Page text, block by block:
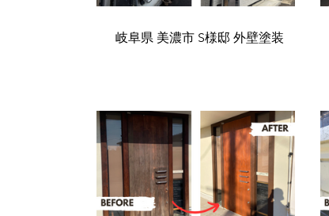
岐阜県 美濃市 S様邸 外壁塗装